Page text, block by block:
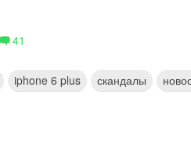
41
iphone 6 plus скандалы